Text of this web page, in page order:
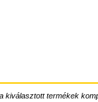
kiválasztott termékek